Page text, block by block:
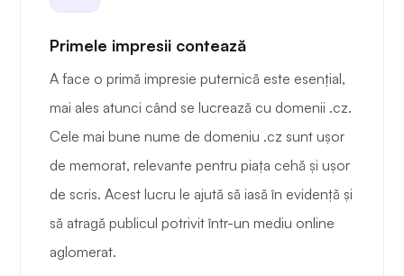
Primele impresii contează
A face o primă impresie puternică este esențial,
mai ales atunci când se lucrează cu domenii .cz.
Cele mai bune nume de domeniu .cz sunt ușor
de memorat, relevante pentru piața cehă și ușor
de scris. Acest lucru le ajută să iasă în evidență și
să atragă publicul potrivit într-un mediu online
aglomerat.